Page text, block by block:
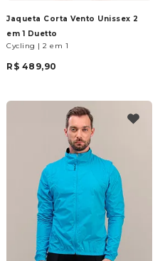
Jaqueta Corta Vento Unissex 2
em 1 Duetto
Cycling | 2 em 1
R$ 489,90